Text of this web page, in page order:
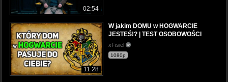
02:54
11:28
W jakim DOMU w HOGWARCIE
JESTEŚ!? | TEST OSOBOWOŚCI
xFisiel
1080p